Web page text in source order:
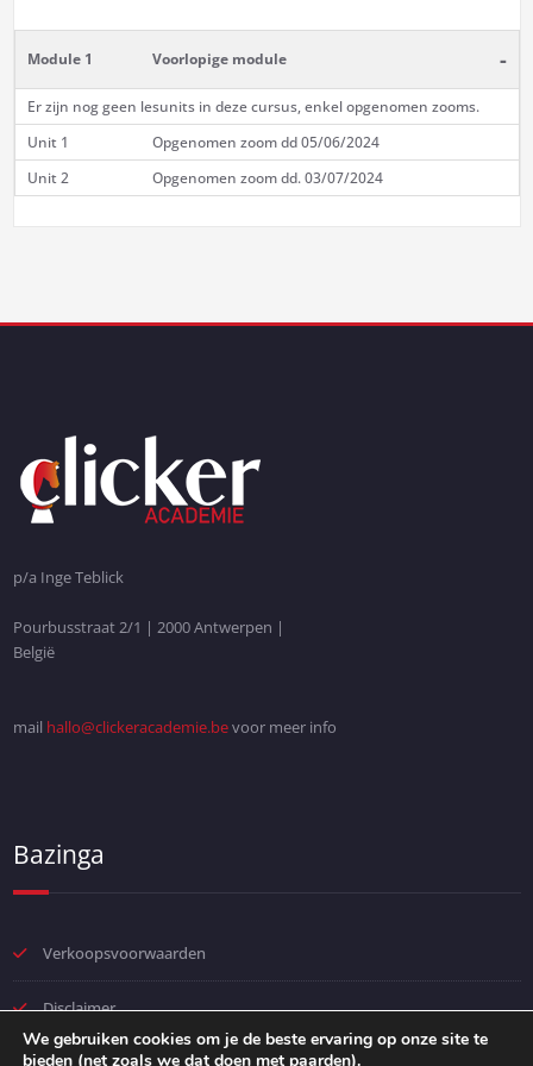
Module 1 Voorlopige module -
Er zijn nog geen lesunits in deze cursus, enkel opgenomen zooms.
Unit 1
Opgenomen zoom dd 05/06/2024
Unit 2
Opgenomen zoom dd. 03/07/2024
p/a Inge Teblick
Pourbusstraat 2/1 | 2000 Antwerpen |
België
mail hallo@clickeracademie.bevoor meer info
Bazinga
Verkoopsvoorwaarden
Disclaimer
We gebruiken cookies om je de beste ervaring op onze site te
bieden (net zoals we dat doen met paarden).